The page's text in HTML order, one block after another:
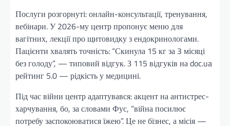
Послуги розгорнуті: онлайн-консультації, тренування,
вебінари. У 2026-му центр пропонує меню для
вагітних, лекції про щитовидку з ендокринологами.
Пацієнти хвалять точність: “Скинула 15 кг за 3 місяці
без голоду”, — типовий відгук. З 115 відгуків на doc.ua
рейтинг 5.0 — рідкість у медицині.
Під час війни центр адаптувався: акцент на антистрес-
харчування, бо, за словами Фус, “війна посилює
потребу заспокоюватися їжею”. Це не бізнес, а місія —